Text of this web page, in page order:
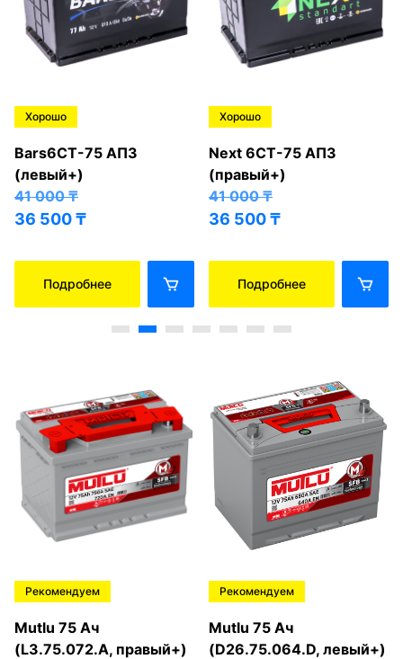
Хорошо
Bars6СТ-75 АПЗ
(левый+)
41 000₸
36 500₸
Подробнее
Хорошо
Next 6СТ-75 АПЗ
(правый+)
41 000₸
36 500₸
Подробнее
Рекомендуем
Mutlu 75 Ач
(L3.75.072.A, правый+)
Рекомендуем
Mutlu 75 Ач
(D26.75.064.D, левый+)